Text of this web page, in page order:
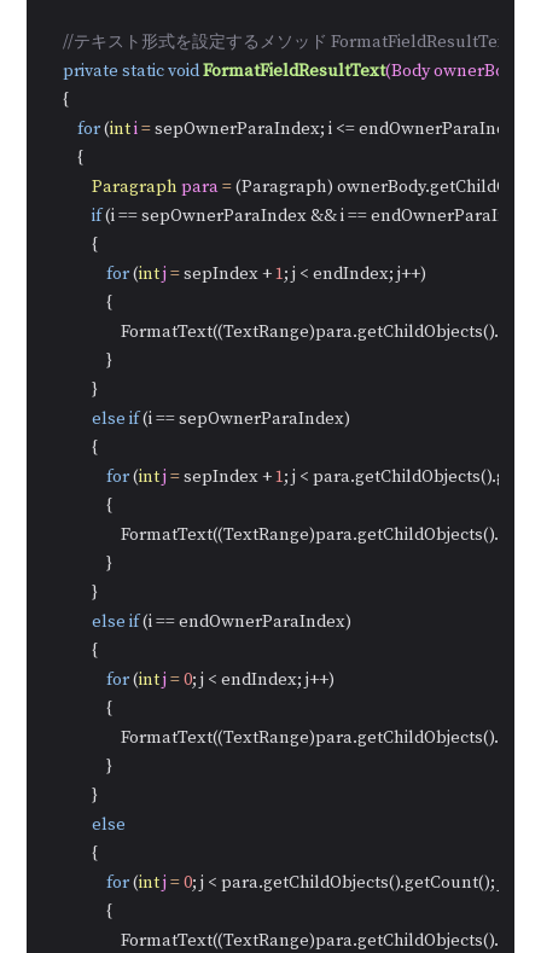
//テキスト形式を設定するメソッド FormatFieldResultText()
private staticvoidFormatFieldResultText(Body ownerBody,
    {
for (inti= sepOwnerParaIndex; i <= endOwnerParaIndex;
        {
Paragraph para= (Paragraph)
if (i == sepOwnerParaIndex && i ==
            {
for (intj = sepIndex + 1; j < endIndex; j++)
                {
                }
            }
else if (i == sepOwnerParaIndex)
            {
for (intj = sepIndex + 1; j <
                {
                }
            }
else if (i == endOwnerParaIndex)
            {
for (intj =0; j < endIndex; j++)
                {
                }
            }
else
            {
for (intj =0; j < para.getChildObjects().getCount(); j++)
                {